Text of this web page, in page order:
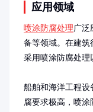
应用领域
喷涂防腐处理广泛
备等领域。在建筑
采用喷涂防腐处理
船舶和海洋工程设
腐要求极高，喷